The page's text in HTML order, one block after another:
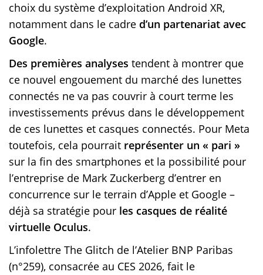
choix du système d’exploitation Android XR,
notamment dans le cadre d’un partenariat avec
Google.
Des premières analyses tendent à montrer que
ce nouvel engouement du marché des lunettes
connectés ne va pas couvrir à court terme les
investissements prévus dans le développement
de ces lunettes et casques connectés. Pour Meta
toutefois, cela pourrait représenter un « pari »
sur la fin des smartphones et la possibilité pour
l’entreprise de Mark Zuckerberg d’entrer en
concurrence sur le terrain d’Apple et Google –
déjà sa stratégie pour les casques de réalité
virtuelle Oculus.
L’infolettre The Glitch de l’Atelier BNP Paribas
(n°259), consacrée au CES 2026, fait le